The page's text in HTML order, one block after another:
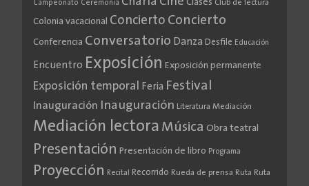
Campeonato Ceremonia Clases Club de lectura
Colonia vacacional Concierto Concierto
Conferencia Conversatorio Danza Desfile Educación
Encuentro Exposición Exposición permanente
Exposición temporal Feria Festival
Inauguración Inauguración Literatura Mediación
Mediación lectora Música Obra teatral
Presentación Presentación de libro Programa
Proyección Recital Recorrido Rueda de prensa Ruta Ruta